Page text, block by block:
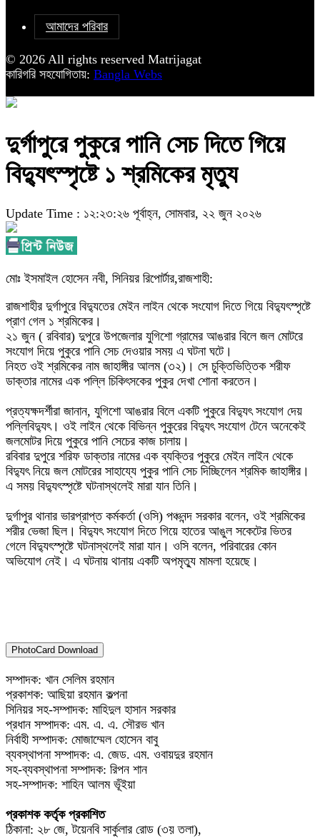
আমাদের পরিবার
© 2026 All rights reserved Matrijagat
কারিগরি সহযোগিতায়: Bangla Webs
‎দুর্গাপুরে পুকুরে পানি সেচ দিতে গিয়ে
বিদ্যুৎস্পৃষ্টে ১ শ্রমিকের মৃত্যু
Update Time : ১২:২৩:২৬ পূর্বাহ্ন, সোমবার, ২২ জুন ২০২৬
মোঃ ইসমাইল হোসেন নবী, সিনিয়র রিপোর্টার,রাজশাহী:
রাজশাহীর দুর্গাপুরে বিদ্যুতের মেইন লাইন থেকে সংযোগ দিতে গিয়ে বিদ্যুৎস্পৃষ্টে
প্রাণ গেল ১ শ্রমিকের।
২১ জুন ( রবিবার) দুপুরে উপজেলার যুগিশো গ্রামের আঙরার বিলে জল মোটরে
সংযোগ দিয়ে পুকুরে পানি সেচ দেওয়ার সময় এ ঘটনা ঘটে।
‎নিহত ওই শ্রমিকের নাম জাহাঙ্গীর আলম (৩২)। সে চুক্তিভিত্তিক শরীফ
ডাক্তার নামের এক পল্লি চিকিৎসকের পুকুর দেখা শোনা করতেন।
‎প্রত্যক্ষদর্শীরা জানান, যুগিশো আঙরার বিলে একটি পুকুরে বিদ্যুৎ সংযোগ দেয়
পল্লিবিদ্যুৎ। ওই লাইন থেকে বিভিন্ন পুকুরের বিদ্যুৎ সংযোগ টেনে অনেকেই
জলমোটর দিয়ে পুকুরে পানি সেচের কাজ চালায়।
‎রবিবার দুপুরে শরিফ ডাক্তার নামের এক ব্যক্তির পুকুরে মেইন লাইন থেকে
বিদ্যুৎ নিয়ে জল মোটরের সাহায্যে পুকুর পানি সেচ দিচ্ছিলেন শ্রমিক জাহাঙ্গীর।
এ সময় বিদ্যুৎস্পৃষ্টে ঘটনাস্থলেই মারা যান তিনি।
‎দুর্গাপুর থানার ভারপ্রাপ্ত কর্মকর্তা (ওসি) পঞ্চনন্দ সরকার বলেন, ওই শ্রমিকের
শরীর ভেজা ছিল। বিদ্যুৎ সংযোগ দিতে গিয়ে হাতের আঙুল সকেটের ভিতর
গেলে বিদ্যুৎস্পৃষ্টে ঘটনাস্থলেই মারা যান। ওসি বলেন, পরিবারের কোন
অভিযোগ নেই। এ ঘটনায় থানায় একটি অপমৃত্যু মামলা হয়েছে।
PhotoCard Download
সম্পাদক: খান সেলিম রহমান
প্রকাশক: আছিয়া রহমান কল্পনা
সিনিয়র সহ-সম্পাদক: মাহিদুল হাসান সরকার
প্রধান সম্পাদক: এম. এ. এ. সৌরভ খান
নির্বাহী সম্পাদক: মোজাম্মেল হোসেন বাবু
ব্যবস্থাপনা সম্পাদক: এ. জেড. এম. ওবায়দুর রহমান
সহ-ব্যবস্থাপনা সম্পাদক: রিপন শান
সহ-সম্পাদক: শাহিন আলম ভূঁইয়া
প্রকাশক কর্তৃক প্রকাশিত
ঠিকানা: ২৮ জে, টয়েনবি সার্কুলার রোড (৩য় তলা),